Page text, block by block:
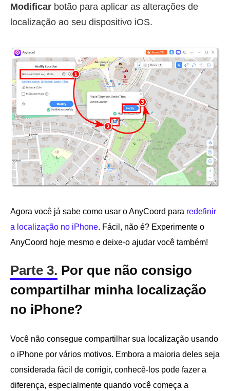
Modificar botão para aplicar as alterações de
localização ao seu dispositivo iOS.
Agora você já sabe como usar o AnyCoord para redefinir
a localização no iPhone. Fácil, não é? Experimente o
AnyCoord hoje mesmo e deixe-o ajudar você também!
Parte 3. Por que não consigo
compartilhar minha localização
no iPhone?
Você não consegue compartilhar sua localização usando
o iPhone por vários motivos. Embora a maioria deles seja
considerada fácil de corrigir, conhecê-los pode fazer a
diferença, especialmente quando você começa a